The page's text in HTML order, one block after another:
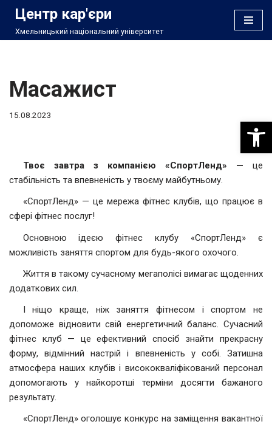
Перейти
Центр кар'єри
Хмельницький національний університет
Масажист
15.08.2023
Твоє завтра з компанією «СпортЛенд» — це
стабільність та впевненість у твоєму майбутньому.
«СпортЛенд» — це мережа фітнес клубів, що працює в
сфері фітнес послуг!
Основною ідеєю фітнес клубу «СпортЛенд» є
можливість заняття спортом для будь-якого охочого.
Життя в такому сучасному мегаполісі вимагає щоденних
додаткових сил.
І ніщо краще, ніж заняття фітнесом і спортом не
допоможе відновити свій енергетичний баланс. Сучасний
фітнес клуб — це ефективний спосіб знайти прекрасну
форму, відмінний настрій і впевненість у собі. Затишна
атмосфера наших клубів і висококваліфікований персонал
допомогають у найкоротші терміни досягти бажаного
результату.
«СпортЛенд» оголошує конкурс на заміщення вакантної